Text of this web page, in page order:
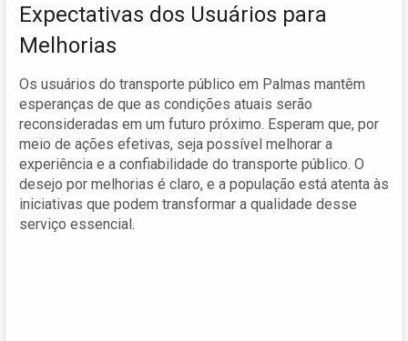
Expectativas dos Usuários para
Melhorias
Os usuários do transporte público em Palmas mantêm
esperanças de que as condições atuais serão
reconsideradas em um futuro próximo. Esperam que, por
meio de ações efetivas, seja possível melhorar a
experiência e a confiabilidade do transporte público. O
desejo por melhorias é claro, e a população está atenta às
iniciativas que podem transformar a qualidade desse
serviço essencial.